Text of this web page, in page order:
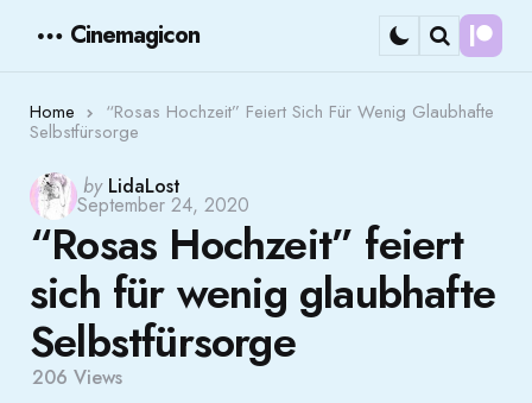
Cinemagicon
Search
Home “Rosas Hochzeit” Feiert Sich Für Wenig Glaubhafte
Selbstfürsorge
Posted
by
by LidaLost
September 24, 2020
“Rosas Hochzeit” feiert
sich für wenig glaubhafte
Selbstfürsorge
206 Views